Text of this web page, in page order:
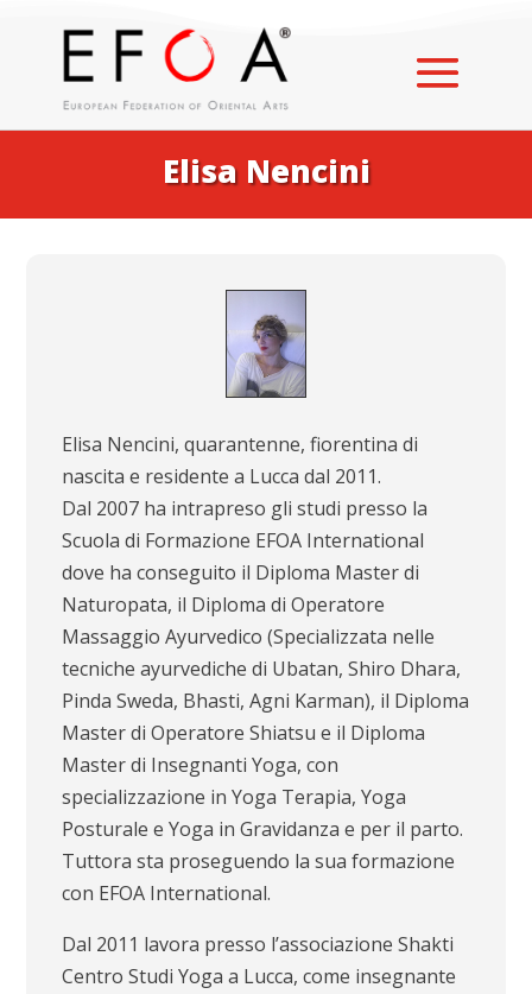
Elisa Nencini
Elisa Nencini, quarantenne, fiorentina di
nascita e residente a Lucca dal 2011.
Dal 2007 ha intrapreso gli studi presso la
Scuola di Formazione EFOA International
dove ha conseguito il Diploma Master di
Naturopata, il Diploma di Operatore
Massaggio Ayurvedico (Specializzata nelle
tecniche ayurvediche di Ubatan, Shiro Dhara,
Pinda Sweda, Bhasti, Agni Karman), il Diploma
Master di Operatore Shiatsu e il Diploma
Master di Insegnanti Yoga, con
specializzazione in Yoga Terapia, Yoga
Posturale e Yoga in Gravidanza e per il parto.
Tuttora sta proseguendo la sua formazione
con EFOA International.
Dal 2011 lavora presso l’associazione Shakti
Centro Studi Yoga a Lucca, come insegnante